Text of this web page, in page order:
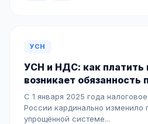
УСН
УСН и НДС: как платить
возникает обязанность
С 1 января 2025 года
России кардинально изменило
упрощённой системе...